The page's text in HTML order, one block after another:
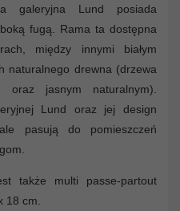
galeryjna Lund posiada
fugą. Rama ta dostępna
między innymi białym
naturalnego drewna (drzewa
oraz jasnym naturalnym).
Lund oraz jej design
pasują do pomieszczeń
także multi passe-partout
18 cm.